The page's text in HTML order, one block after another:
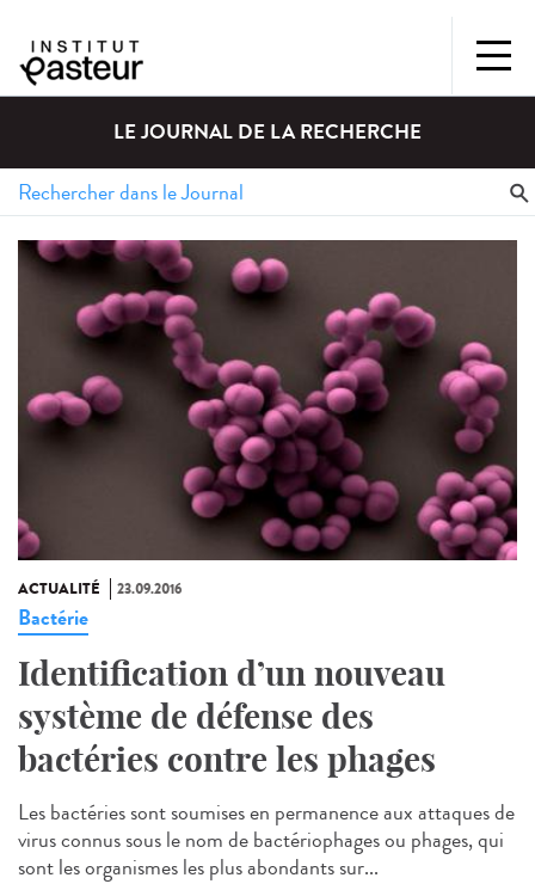
LE JOURNAL DE LA RECHERCHE
ACTUALITÉ 23.09.2016
Bactérie
Identification d’un nouveau
système de défense des
bactéries contre les phages
Les bactéries sont soumises en permanence aux attaques de
virus connus sous le nom de bactériophages ou phages, qui
sont les organismes les plus abondants sur...